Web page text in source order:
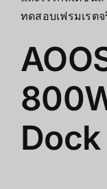
ทดสอบเฟรมเรต